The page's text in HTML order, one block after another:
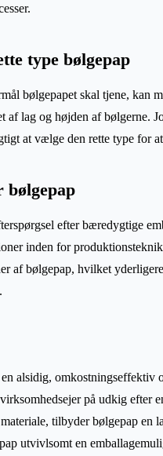
type bølgepap
bølgepapet skal tjene, kan
af lag og højden af bølgerne.
at vælge den rette type for
bølgepap
efter bæredygtige
inden for
af bølgepap, hvilket
alsidig, omkostningseffektiv
på udkig efter
tilbyder bølgepap en
utvivlsomt en